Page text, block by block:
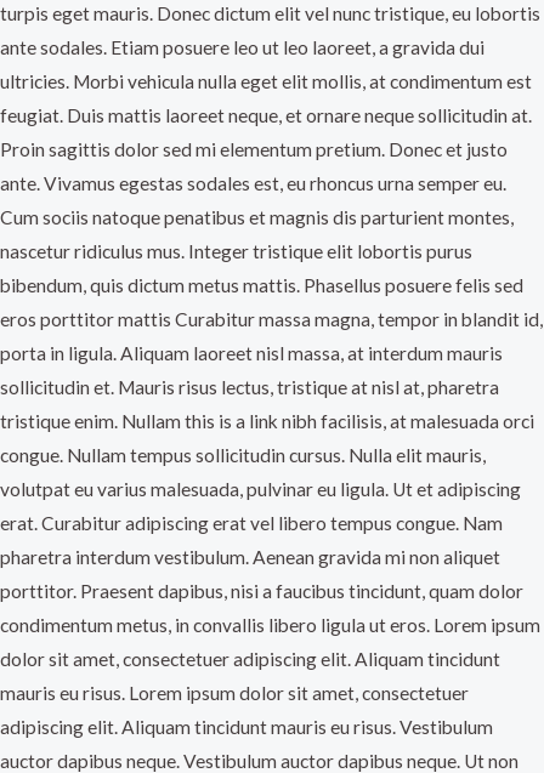
turpis eget mauris. Donec dictum elit vel nunc tristique, eu lobortis
ante sodales. Etiam posuere leo ut leo laoreet, a gravida dui
ultricies. Morbi vehicula nulla eget elit mollis, at condimentum est
feugiat. Duis mattis laoreet neque, et ornare neque sollicitudin at.
Proin sagittis dolor sed mi elementum pretium. Donec et justo
ante. Vivamus egestas sodales est, eu rhoncus urna semper eu.
Cum sociis natoque penatibus et magnis dis parturient montes,
nascetur ridiculus mus. Integer tristique elit lobortis purus
bibendum, quis dictum metus mattis. Phasellus posuere felis sed
eros porttitor mattis Curabitur massa magna, tempor in blandit id,
porta in ligula. Aliquam laoreet nisl massa, at interdum mauris
sollicitudin et. Mauris risus lectus, tristique at nisl at, pharetra
tristique enim. Nullam this is a link nibh facilisis, at malesuada orci
congue. Nullam tempus sollicitudin cursus. Nulla elit mauris,
volutpat eu varius malesuada, pulvinar eu ligula. Ut et adipiscing
erat. Curabitur adipiscing erat vel libero tempus congue. Nam
pharetra interdum vestibulum. Aenean gravida mi non aliquet
porttitor. Praesent dapibus, nisi a faucibus tincidunt, quam dolor
condimentum metus, in convallis libero ligula ut eros. Lorem ipsum
dolor sit amet, consectetuer adipiscing elit. Aliquam tincidunt
mauris eu risus. Lorem ipsum dolor sit amet, consectetuer
adipiscing elit. Aliquam tincidunt mauris eu risus. Vestibulum
auctor dapibus neque. Vestibulum auctor dapibus neque. Ut non